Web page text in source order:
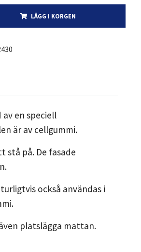
LÄGG I KORGEN
en speciell
är av cellgummi.
stå på. De fasade
också användas i
platslägga mattan.